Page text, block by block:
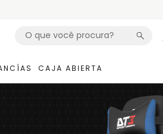
CAJA ABIERTA